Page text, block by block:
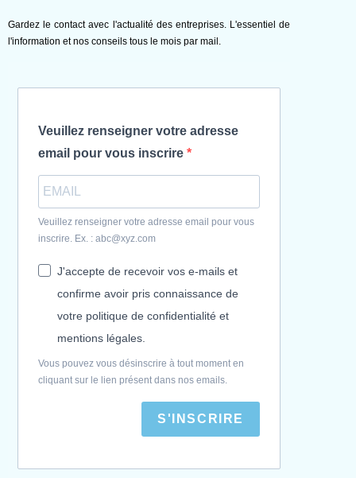
Gardez le contact avec l'actualité des entreprises. L'essentiel de
l'information et nos conseils tous le mois par mail.
Veuillez renseigner votre adresse
email pour vous inscrire
Veuillez renseigner votre adresse email pour vous
inscrire. Ex. : abc@xyz.com
J'accepte de recevoir vos e-mails et
confirme avoir pris connaissance de
votre politique de confidentialité et
mentions légales.
Vous pouvez vous désinscrire à tout moment en
cliquant sur le lien présent dans nos emails.
S'INSCRIRE